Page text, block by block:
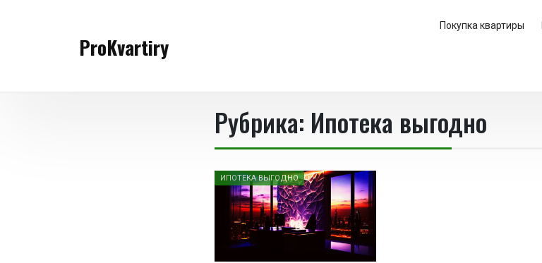
ProKvartiry
Покупка квартиры
Рубрика: Ипотека выгодно
ИПОТЕКА ВЫГОДНО